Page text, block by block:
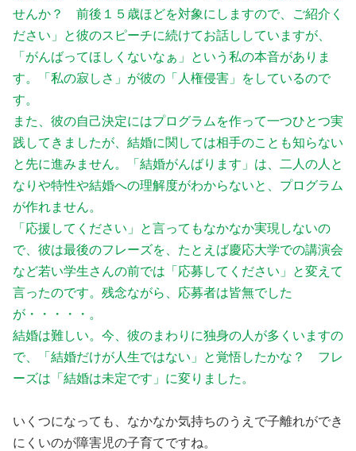
せんか？ 前後１５歳ほどを対象にしますので、ご紹介く
ださい」と彼のスピーチに続けてお話ししていますが、
「がんばってほしくないなぁ」という私の本音がありま
す。「私の寂しさ」が彼の「人権侵害」をしているので
す。
また、彼の自己決定にはプログラムを作って一つひとつ実
践してきましたが、結婚に関しては相手のことも知らない
と先に進みません。「結婚がんばります」は、二人の人と
なりや特性や結婚への理解度がわからないと、プログラム
が作れません。
「応援してください」と言ってもなかなか実現しないの
で、彼は最後のフレーズを、たとえば慶応大学での講演会
など若い学生さんの前では「応募してください」と変えて
言ったのです。残念ながら、応募者は皆無でした
が・・・・・。
結婚は難しい。今、彼のまわりに独身の人が多くいますの
で、「結婚だけが人生ではない」と覚悟したかな？ フレ
ーズは「結婚は未定です」に変りました。
いくつになっても、なかなか気持ちのうえで子離れができ
にくいのが障害児の子育てですね。